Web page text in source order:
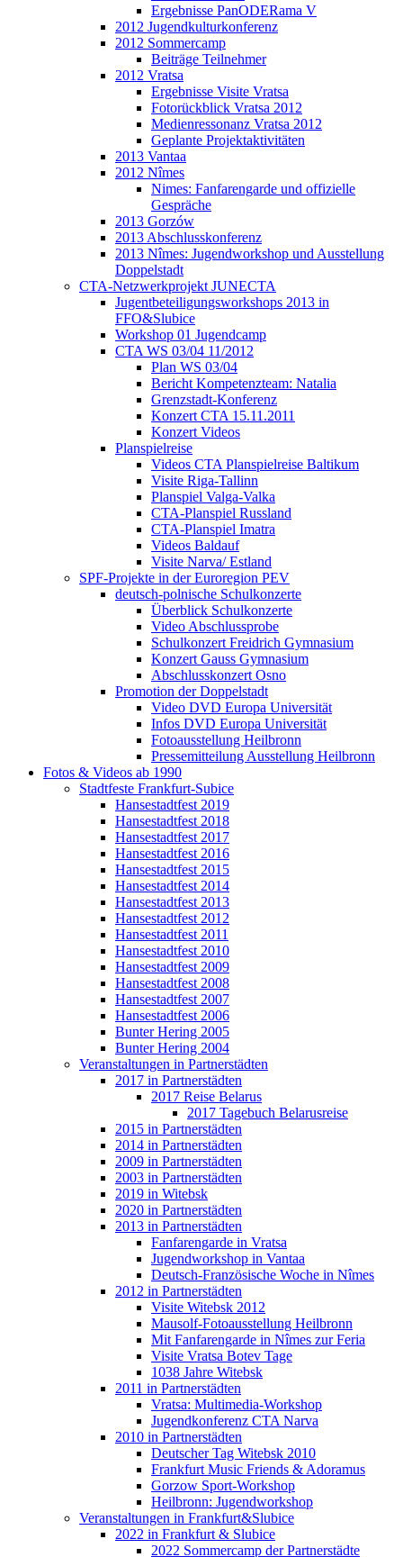
Ergebnisse PanODERama V
2012 Jugendkulturkonferenz
2012 Sommercamp
Beiträge Teilnehmer
2012 Vratsa
Ergebnisse Visite Vratsa
Fotorückblick Vratsa 2012
Medienressonanz Vratsa 2012
Geplante Projektaktivitäten
2013 Vantaa
2012 Nîmes
Nimes: Fanfarengarde und offizielle
Gespräche
2013 Gorzów
2013 Abschlusskonferenz
2013 Nîmes: Jugendworkshop und Ausstellung
Doppelstadt
CTA-Netzwerkprojekt JUNECTA
Jugentbeteiligungsworkshops 2013 in
FFO&Slubice
Workshop 01 Jugendcamp
CTA WS 03/04 11/2012
Plan WS 03/04
Bericht Kompetenzteam: Natalia
Grenzstadt-Konferenz
Konzert CTA 15.11.2011
Konzert Videos
Planspielreise
Videos CTA Planspielreise Baltikum
Visite Riga-Tallinn
Planspiel Valga-Valka
CTA-Planspiel Russland
CTA-Planspiel Imatra
Videos Baldauf
Visite Narva/ Estland
SPF-Projekte in der Euroregion PEV
deutsch-polnische Schulkonzerte
Überblick Schulkonzerte
Video Abschlussprobe
Schulkonzert Freidrich Gymnasium
Konzert Gauss Gymnasium
Abschlusskonzert Osno
Promotion der Doppelstadt
Video DVD Europa Universität
Infos DVD Europa Universität
Fotoausstellung Heilbronn
Pressemitteilung Ausstellung Heilbronn
Fotos & Videos ab 1990
Stadtfeste Frankfurt-Subice
Hansestadtfest 2019
Hansestadtfest 2018
Hansestadtfest 2017
Hansestadtfest 2016
Hansestadtfest 2015
Hansestadtfest 2014
Hansestadtfest 2013
Hansestadtfest 2012
Hansestadtfest 2011
Hansestadtfest 2010
Hansestadtfest 2009
Hansestadtfest 2008
Hansestadtfest 2007
Hansestadtfest 2006
Bunter Hering 2005
Bunter Hering 2004
Veranstaltungen in Partnerstädten
2017 in Partnerstädten
2017 Reise Belarus
2017 Tagebuch Belarusreise
2015 in Partnerstädten
2014 in Partnerstädten
2009 in Partnerstädten
2003 in Partnerstädten
2019 in Witebsk
2020 in Partnerstädten
2013 in Partnerstädten
Fanfarengarde in Vratsa
Jugendworkshop in Vantaa
Deutsch-Französische Woche in Nîmes
2012 in Partnerstädten
Visite Witebsk 2012
Mausolf-Fotoausstellung Heilbronn
Mit Fanfarengarde in Nîmes zur Feria
Visite Vratsa Botev Tage
1038 Jahre Witebsk
2011 in Partnerstädten
Vratsa: Multimedia-Workshop
Jugendkonferenz CTA Narva
2010 in Partnerstädten
Deutscher Tag Witebsk 2010
Frankfurt Music Friends & Adoramus
Gorzow Sport-Workshop
Heilbronn: Jugendworkshop
Veranstaltungen in Frankfurt&Slubice
2022 in Frankfurt & Slubice
2022 Sommercamp der Partnerstädte